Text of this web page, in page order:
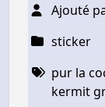
Ajouté
sticker
pur la
kermit